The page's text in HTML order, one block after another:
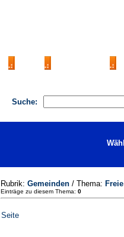
Suche:
Rubrik: Gemeinden/ Thema:
Einträge zu diesem Thema: 0
Seite